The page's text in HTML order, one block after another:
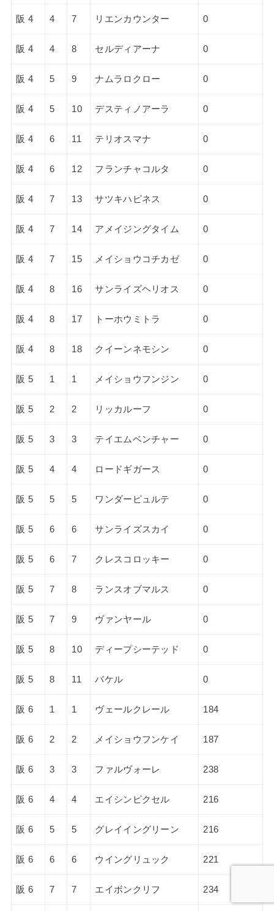
阪 4 4 7 リエンカウンター 0
阪 4 4 8 セルディアーナ 0
阪 4 5 9 ナムラロクロー 0
阪 4 5 10 デスティノアーラ 0
阪 4 6 11 テリオスマナ 0
阪 4 6 12 フランチャコルタ 0
阪 4 7 13 サツキハピネス 0
阪 4 7 14 アメイジングタイム 0
阪 4 7 15 メイショウコチカゼ 0
阪 4 8 16 サンライズヘリオス 0
阪 4 8 17 トーホウミトラ 0
阪 4 8 18 クイーンネモシン 0
阪 5 1 1 メイショウフンジン 0
阪 5 2 2 リッカルーフ 0
阪 5 3 3 テイエムベンチャー 0
阪 5 4 4 ロードギガース 0
阪 5 5 5 ワンダーピュルテ 0
阪 5 6 6 サンライズスカイ 0
阪 5 6 7 クレスコロッキー 0
阪 5 7 8 ランスオブマルス 0
阪 5 7 9 ヴァンヤール 0
阪 5 8 10 ディープシーテッド 0
阪 5 8 11 バケル 0
阪 6 1 1 ヴェールクレール 184
阪 6 2 2 メイショウフンケイ 187
阪 6 3 3 ファルヴォーレ 238
阪 6 4 4 エイシンピクセル 216
阪 6 5 5 グレイイングリーン 216
阪 6 6 6 ウイングリュック 221
阪 6 7 7 エイボンクリフ 234